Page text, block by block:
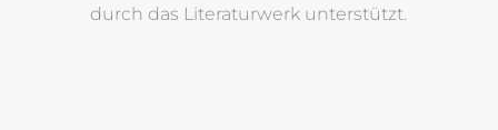
durch das Lite­ra­tur­werk unterstützt.